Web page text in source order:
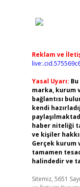
Reklam ve
Yasal Uyarı:
marka, kurum
bağlantısı
kendi
haber niteliği
ve kişiler
Gerçek kurum
tamamen
halindedir ve
Sitemiz, 5651